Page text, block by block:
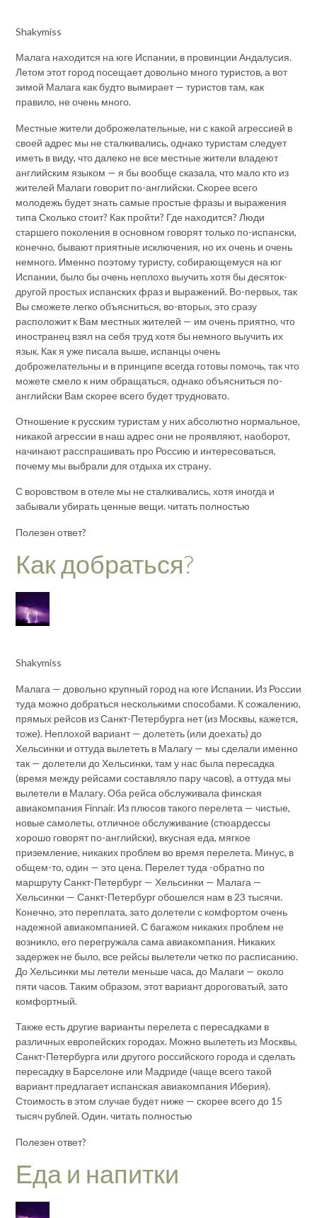
Shakymiss
Малага находится на юге Испании, в провинции Андалусия.
Летом этот город посещает довольно много туристов, а вот
зимой Малага как будто вымирает — туристов там, как
правило, не очень много.
Местные жители доброжелательные, ни с какой агрессией в
своей адрес мы не сталкивались, однако туристам следует
иметь в виду, что далеко не все местные жители владеют
английским языком — я бы вообще сказала, что мало кто из
жителей Малаги говорит по-английски. Скорее всего
молодежь будет знать самые простые фразы и выражения
типа Сколько стоит? Как пройти? Где находится? Люди
старшего поколения в основном говорят только по-испански,
конечно, бывают приятные исключения, но их очень и очень
немного. Именно поэтому туристу, собирающемуся на юг
Испании, было бы очень неплохо выучить хотя бы десяток-
другой простых испанских фраз и выражений. Во-первых, так
Вы сможете легко объясниться, во-вторых, это сразу
расположит к Вам местных жителей — им очень приятно, что
иностранец взял на себя труд хотя бы немного выучить их
язык. Как я уже писала выше, испанцы очень
доброжелательны и в принципе всегда готовы помочь, так что
можете смело к ним обращаться, однако объясниться по-
английски Вам скорее всего будет трудновато.
Отношение к русским туристам у них абсолютно нормальное,
никакой агрессии в наш адрес они не проявляют, наоборот,
начинают расспрашивать про Россию и интересоваться,
почему мы выбрали для отдыха их страну.
С воровством в отеле мы не сталкивались, хотя иногда и
забывали убирать ценные вещи. читать полностью
Полезен ответ?
Как добраться?
Shakymiss
Малага — довольно крупный город на юге Испании. Из России
туда можно добраться несколькими способами. К сожалению,
прямых рейсов из Санкт-Петербурга нет (из Москвы, кажется,
тоже). Неплохой вариант — долететь (или доехать) до
Хельсинки и оттуда вылететь в Малагу — мы сделали именно
так — долетели до Хельсинки, там у нас была пересадка
(время между рейсами составляло пару часов), а оттуда мы
вылетели в Малагу. Оба рейса обслуживала финская
авиакомпания Finnair. Из плюсов такого перелета — чистые,
новые самолеты, отличное обслуживание (стюардессы
хорошо говорят по-английски), вкусная еда, мягкое
приземление, никаких проблем во время перелета. Минус, в
общем-то, один — это цена. Перелет туда -обратно по
маршруту Санкт-Петербург — Хельсинки — Малага —
Хельсинки — Санкт-Петербург обошелся нам в 23 тысячи.
Конечно, это переплата, зато долетели с комфортом очень
надежной авиакомпанией. С багажом никаких проблем не
возникло, его перегружала сама авиакомпания. Никаких
задержек не было, все рейсы вылетели четко по расписанию.
До Хельсинки мы летели меньше часа, до Малаги — около
пяти часов. Таким образом, этот вариант дороговатый, зато
комфортный.
Также есть другие варианты перелета с пересадками в
различных европейских городах. Можно вылететь из Москвы,
Санкт-Петербурга или другого российского города и сделать
пересадку в Барселоне или Мадриде (чаще всего такой
вариант предлагает испанская авиакомпания Иберия).
Стоимость в этом случае будет ниже — скорее всего до 15
тысяч рублей. Один. читать полностью
Полезен ответ?
Еда и напитки